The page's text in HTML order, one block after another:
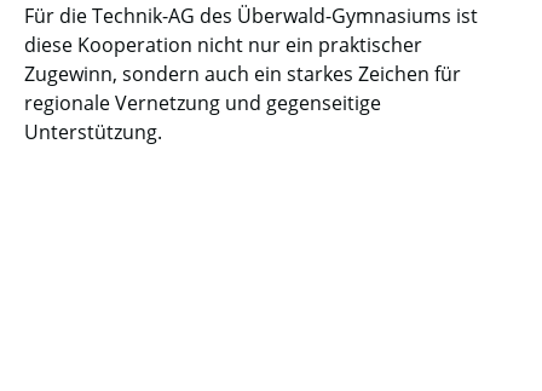
Für die Technik-AG des Überwald-Gymnasiums ist
diese Kooperation nicht nur ein praktischer
Zugewinn, sondern auch ein starkes Zeichen für
regionale Vernetzung und gegenseitige
Unterstützung.